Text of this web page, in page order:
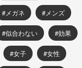
メガネ メンズ
似合わない 効果
女子 女性